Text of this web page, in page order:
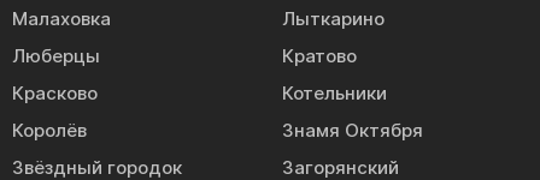
Малаховка
Лыткарино
Люберцы
Кратово
Красково
Котельники
Королёв
Знамя Октября
Звёздный городок
Загорянский